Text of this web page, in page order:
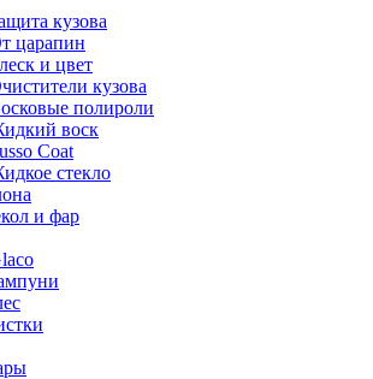
кузова
царапин
и цвет
кузова
полироли
воск
Coat
стекло
и фар